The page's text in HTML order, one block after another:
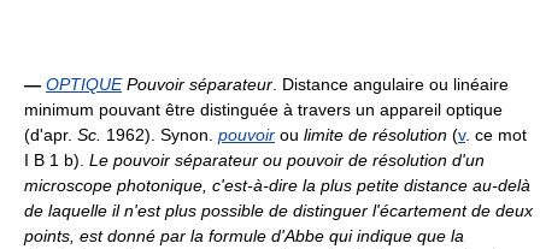
— OPTIQUE Pouvoir séparateur . Distance angulaire ou linéaire
minimum pouvant être distinguée à travers un appareil optique
(d'apr. Sc. 1962). Synon. pouvoir ou limite de résolution (v. ce mot
I B 1 b). Le pouvoir séparateur ou pouvoir de résolution d'un
microscope photonique, c'est-à-dire la plus petite distance au-delà
de laquelle il n'est plus possible de distinguer l'écartement de deux
points, est donné par la formule d'Abbe qui indique que la